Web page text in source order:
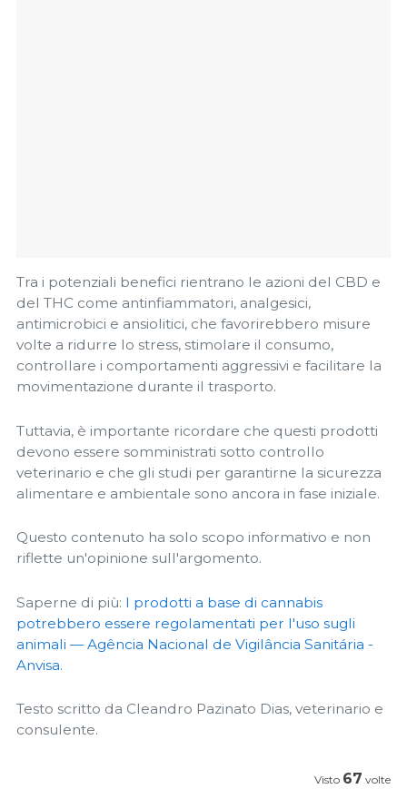
Tra i potenziali benefici rientrano le azioni del CBD e
del THC come antinfiammatori, analgesici,
antimicrobici e ansiolitici, che favorirebbero misure
volte a ridurre lo stress, stimolare il consumo,
controllare i comportamenti aggressivi e facilitare la
movimentazione durante il trasporto.
Tuttavia, è importante ricordare che questi prodotti
devono essere somministrati sotto controllo
veterinario e che gli studi per garantirne la sicurezza
alimentare e ambientale sono ancora in fase iniziale.
Questo contenuto ha solo scopo informativo e non
riflette un'opinione sull'argomento.
Saperne di più: I prodotti a base di cannabis
potrebbero essere regolamentati per l'uso sugli
animali — Agência Nacional de Vigilância Sanitária -
Anvisa.
Testo scritto da Cleandro Pazinato Dias, veterinario e
consulente.
Visto 67 volte